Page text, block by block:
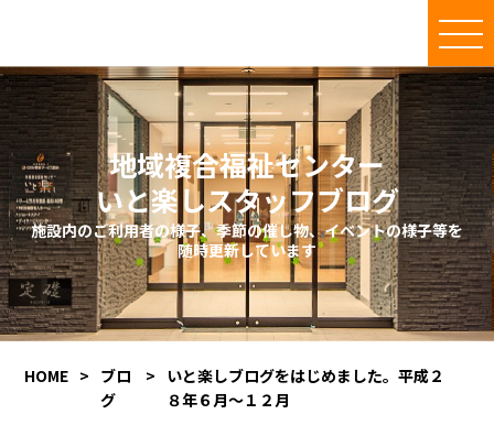
地域複合福祉センター
いと楽しスタッフブログ
施設内のご利用者の様子、季節の催し物、イベントの様子等を
随時更新しています
HOME > ブロ
グ
>
いと楽しブログをはじめました。平成２
８年６月～１２月